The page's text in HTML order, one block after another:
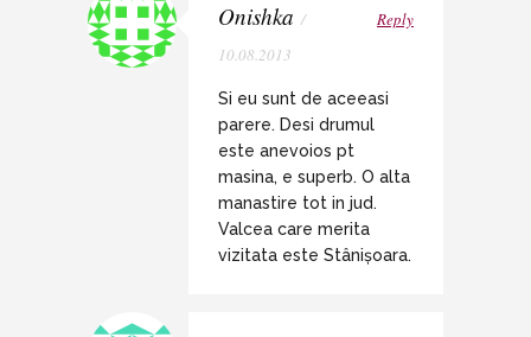
Onishka /
10.08.2013
Reply
Si eu sunt de aceeasi
parere. Desi drumul
este anevoios pt
masina, e superb. O alta
manastire tot in jud.
Valcea care merita
vizitata este Stânișoara.